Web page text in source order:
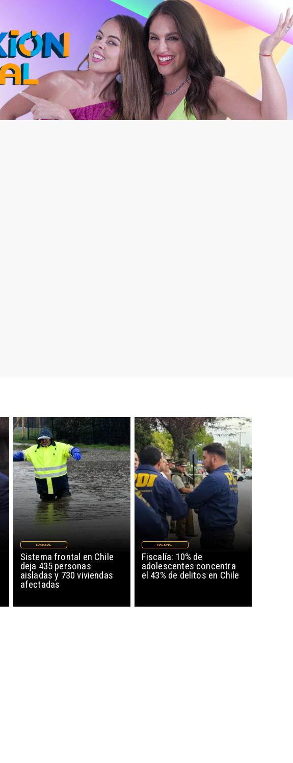
Sistema frontal en Chile
deja 435 personas
aisladas y 730 viviendas
afectadas
NACIONAL
Fiscalía: 10% de
adolescentes concentra
el 43% de delitos en Chile
NACIONAL